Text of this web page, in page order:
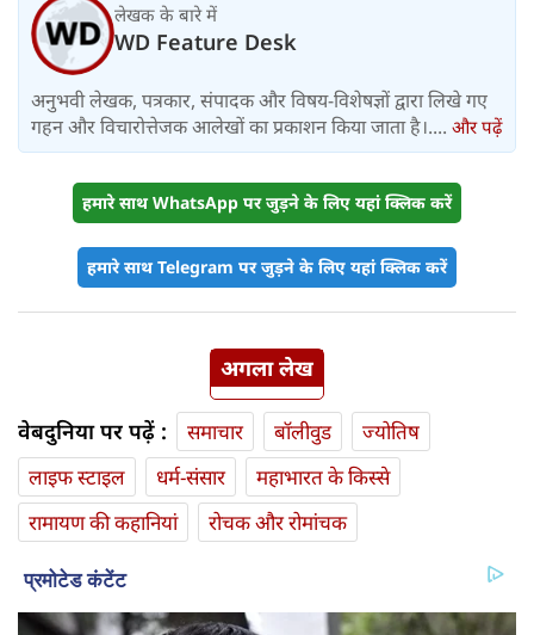
लेखक के बारे में
WD Feature Desk
अनुभवी लेखक, पत्रकार, संपादक और विषय-विशेषज्ञों द्वारा लिखे गए
गहन और विचारोत्तेजक आलेखों का प्रकाशन किया जाता है।.... और पढ़ें
हमारे साथ WhatsApp पर जुड़ने के लिए यहां क्लिक करें
हमारे साथ Telegram पर जुड़ने के लिए यहां क्लिक करें
अगला लेख
वेबदुनिया पर पढ़ें : समाचार बॉलीवुड
ज्योतिष
लाइफ स्‍टाइल
धर्म-संसार
महाभारत के किस्से
रामायण की कहानियां
रोचक और रोमांचक